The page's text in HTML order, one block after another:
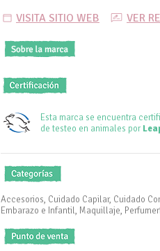
VISITA SITIO WEB VER
Esta marca se encuentra
de testeo en animales por
Accesorios, Cuidado Capilar, Cuidado
Embarazo e Infantil, Maquillaje,